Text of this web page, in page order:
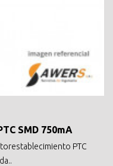
SMD 750mA
PTC